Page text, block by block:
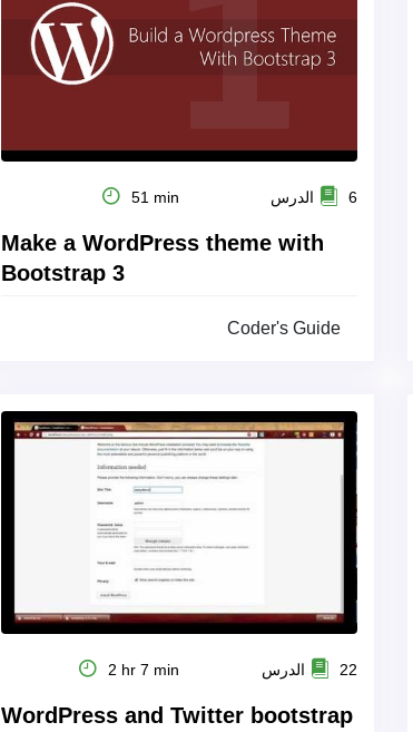
6 الدرس 51 min
Make a WordPress theme with
Bootstrap 3
Coder's Guide
22 الدرس 2 hr 7 min
WordPress and Twitter bootstrap